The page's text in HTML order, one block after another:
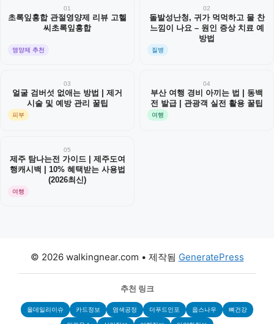
01
초록잎홍합 관절영양제 리뷰 고헬
씨초록잎홍합
영양제 추천
02
돌발성난청, 귀가 먹먹하고 물 찬
느낌이 나요 – 원인 증상 치료 예
방법
질병
03
얼굴 검버섯 없애는 방법 | 제거
시술 및 예방 관리 꿀팁
피부
04
부산 여행 경비 아끼는 법 | 동백
전 발급 | 관광객 실전 활용 꿀팁
여행
05
제주 탐나는전 가이드 | 제주도여
행캐시백 | 10% 혜택받는 사용법
(2026최신)
여행
© 2026 walkingnear.com • 제작됨 GeneratePress
추천 링크
올데일리이슈 카드정보 염색공정 더푸드인포 웁스나우 뼈건강